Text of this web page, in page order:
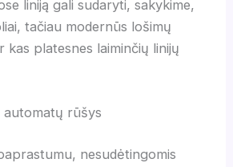
liniją gali sudaryti, sakykime,
tačiau modernūs lošimų
platesnes laiminčių linijų
automatų rūšys
nesudėtingomis